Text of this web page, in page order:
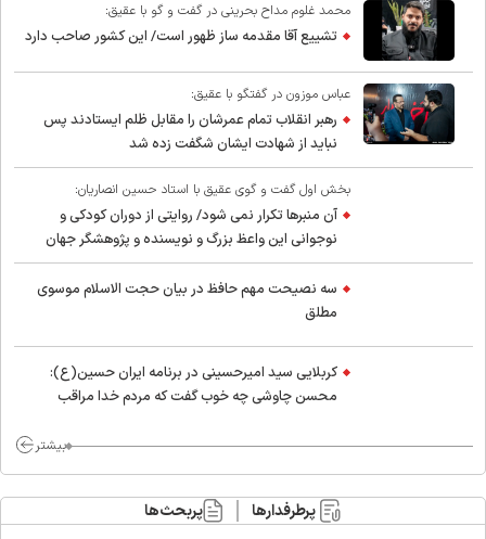
محمد غلوم مداح بحرینی در گفت و گو با عقیق:
تشییع آقا مقدمه ساز ظهور است/ این کشور صاحب دارد
عباس موزون در گفتگو با عقیق:
رهبر انقلاب تمام عمرشان را مقابل ظلم ایستادند پس
نباید از شهادت ایشان شگفت زده شد
بخش اول گفت و گوی عقیق با استاد حسین انصاریان:
آن منبرها تکرار نمی شود/ روایتی از دوران کودکی و
نوجوانی این واعظ بزرگ و نویسنده و پژوهشگر جهان
اسلام
سه نصیحت مهم حافظ در بیان حجت الاسلام موسوی
مطلق
کربلایی سید امیر‌حسینی در برنامه ایران حسین(ع):
محسن چاوشی چه خوب گفت که مردم خدا مراقب
بیشتر
پرطرفدارها پربحث‌ها